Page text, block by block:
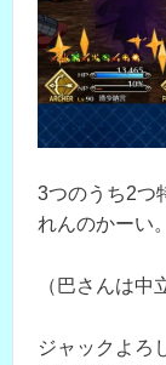
3つのうち2つ
れんのかーい。
（巴さんは中
ジャックよろ